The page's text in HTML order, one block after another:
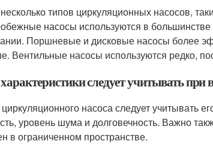
типов циркуляционных насосов,
насосы используются в
Поршневые и дисковые насосы более
Вентильные насосы используются редко,
следует учитывать
насоса следует учитывать
уровень шума и долговечность. Важно
в ограниченном пространстве.